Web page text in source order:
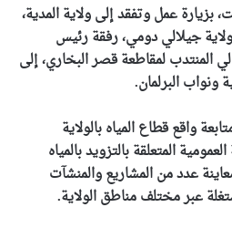
بزيارة عمل وتفقد إلى ولاية المدية،
جيلالي دومي، رفقة رئيس
المنتدب لمقاطعة قصر البخاري، إلى
ونواب البرلمان.
واقع قطاع المياه بالولاية
المتعلقة بالتزويد بالمياه
عدد من المشاريع والمنشآت
عبر مختلف مناطق الولاية.